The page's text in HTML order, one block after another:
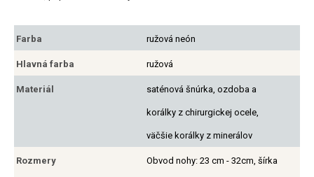
Farba ružová neón
Hlavná farba ružová
Materiál saténová šnúrka, ozdoba a
korálky z chirurgickej ocele,
väčšie korálky z minerálov
Rozmery Obvod nohy: 23 cm - 32cm, šírka